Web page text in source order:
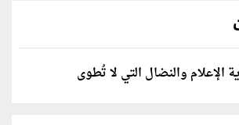
الإعلام والنضال التي لا تُطوى